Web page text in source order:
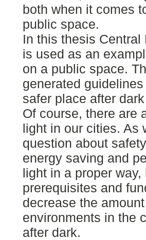
both when it comes
public space.
In this thesis Central
is used as an
on a public space.
generated
safer place after
Of course, there are
light in our cities. As
question about
energy saving and
light in a proper
prerequisites and
decrease the
environments in the
after dark.